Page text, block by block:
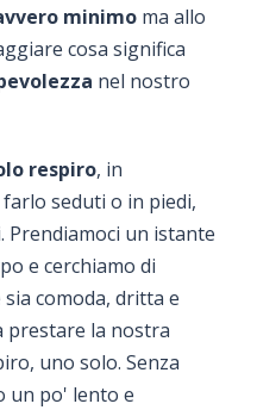
minimo ma allo
cosa significa
nel nostro
respiro, in
seduti o in piedi,
Prendiamoci un istante
e cerchiamo di
comoda, dritta e
prestare la nostra
uno solo. Senza
un po' lento e